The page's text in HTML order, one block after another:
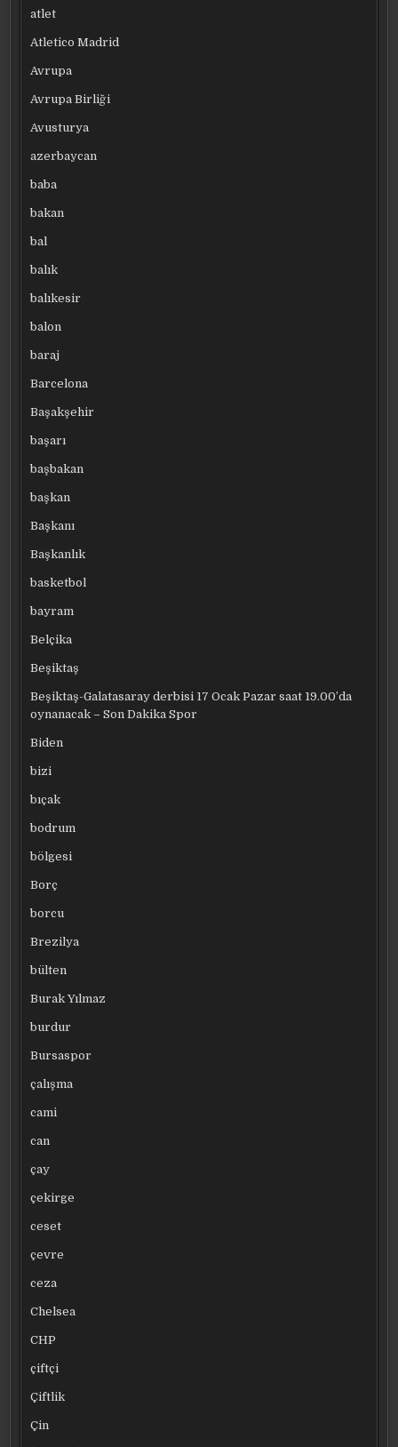
atlet
Atletico Madrid
Avrupa
Avrupa Birliği
Avusturya
azerbaycan
baba
bakan
bal
balık
balıkesir
balon
baraj
Barcelona
Başakşehir
başarı
başbakan
başkan
Başkanı
Başkanlık
basketbol
bayram
Belçika
Beşiktaş
Beşiktaş-Galatasaray derbisi 17 Ocak Pazar saat 19.00’da
oynanacak – Son Dakika Spor
Biden
bizi
bıçak
bodrum
bölgesi
Borç
borcu
Brezilya
bülten
Burak Yılmaz
burdur
Bursaspor
çalışma
cami
can
çay
çekirge
ceset
çevre
ceza
Chelsea
CHP
çiftçi
Çiftlik
Çin